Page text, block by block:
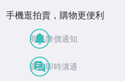
手機逛拍賣，購物更便利
商品降價通知
買賣即時溝通